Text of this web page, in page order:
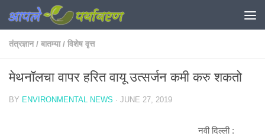
Skip to content
तंत्रज्ञान / बातम्या / विशेष वृत्त
मेथनॉलचा वापर हरित वायू उत्सर्जन कमी करु शकतो
BY ENVIRONMENTAL NEWS · JUNE 27, 2019
नवी दिल्ली :